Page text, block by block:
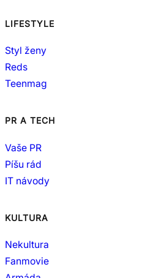
LIFESTYLE
Styl ženy
Reds
Teenmag
PR A TECH
Vaše PR
Píšu rád
IT návody
KULTURA
Nekultura
Fanmovie